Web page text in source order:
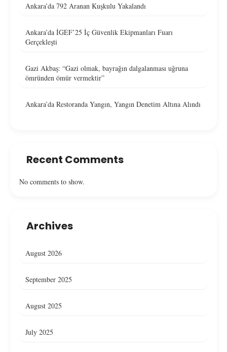
Ankara’da 792 Aranan Kuşkulu Yakalandı
Ankara’da İGEF’25 İç Güvenlik Ekipmanları Fuarı
Gerçekleşti
Gazi Akbaş: “Gazi olmak, bayrağın dalgalanması uğruna
ömründen ömür vermektir”
Ankara’da Restoranda Yangın, Yangın Denetim Altına Alındı
Recent Comments
No comments to show.
Archives
August 2026
September 2025
August 2025
July 2025